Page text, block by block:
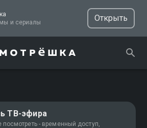
ТВ, фильмы и сериалы
Открыть
ТВ-эфира
посмотреть - временный доступ,